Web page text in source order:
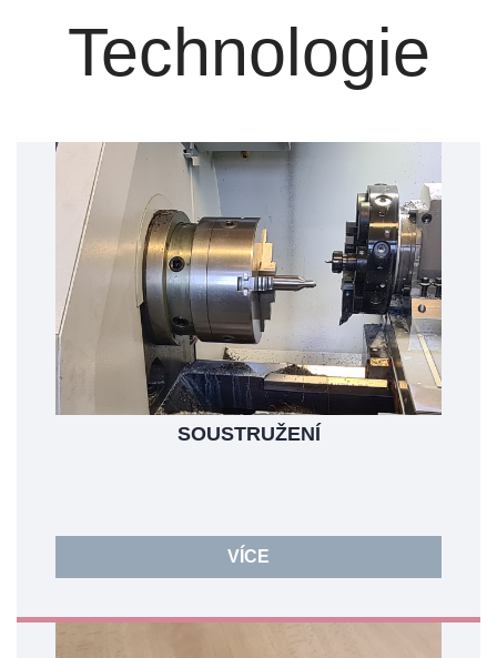
Technologie
SOUSTRUŽENÍ
VÍCE